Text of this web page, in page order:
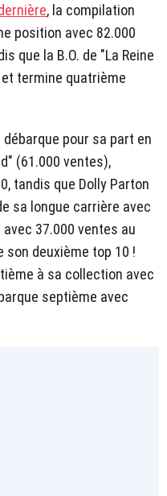
, la compilation
position avec 82.000
que la B.O. de "La Reine
termine quatrième
pour sa part en
(61.000 ventes),
tandis que Dolly Parton
sa longue carrière avec
37.000 ventes au
deuxième top 10 !
à sa collection avec
septième avec